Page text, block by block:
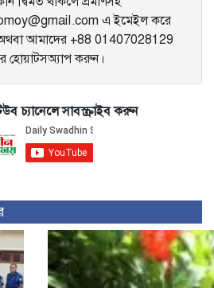
এ ইমেইল করে
আমাদের +88 01407028129
হোয়াটসঅ্যাপ করুন।
চ্যানেলে সাবস্ক্রাইব করুন